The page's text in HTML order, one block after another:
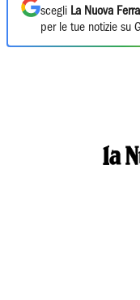
scegli La Nuova
per le tue notizie su